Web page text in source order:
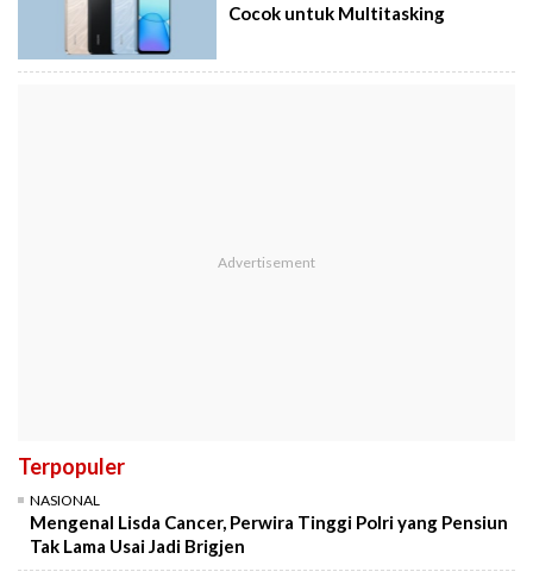
Cocok untuk Multitasking
Terpopuler
NASIONAL
Mengenal Lisda Cancer, Perwira Tinggi Polri yang Pensiun
Tak Lama Usai Jadi Brigjen